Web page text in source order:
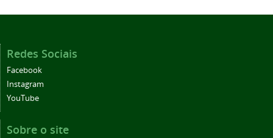
Redes Sociais
Facebook
Instagram
YouTube
Sobre o site